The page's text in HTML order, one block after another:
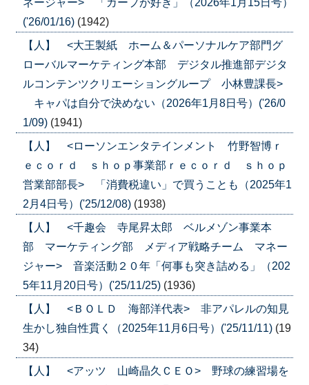
('26/01/16) (1942)
【人】 <大王製紙 ホーム＆パーソナルケア部門グ
ローバルマーケティング本部 デジタル推進部デジタ
ルコンテンツクリエーショングループ 小林豊課長>
キャパは自分で決めない（2026年1月8日号）('26/0
1/09) (1941)
【人】 <ローソンエンタテインメント 竹野智博ｒ
ｅｃｏｒｄ ｓｈｏｐ事業部ｒｅｃｏｒｄ ｓｈｏｐ
営業部部長> 「消費税違い」で買うことも（2025年1
2月4日号）('25/12/08) (1938)
【人】 <千趣会 寺尾昇太郎 ベルメゾン事業本
部 マーケティング部 メディア戦略チーム マネー
ジャー> 音楽活動２０年「何事も突き詰める」（202
5年11月20日号）('25/11/25) (1936)
【人】 <ＢＯＬＤ 海部洋代表> 非アパレルの知見
生かし独自性貫く（2025年11月6日号）('25/11/11) (19
34)
【人】 <アッツ 山崎晶久ＣＥＯ> 野球の練習場を